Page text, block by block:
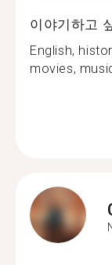
이야기하고
English,
movies,